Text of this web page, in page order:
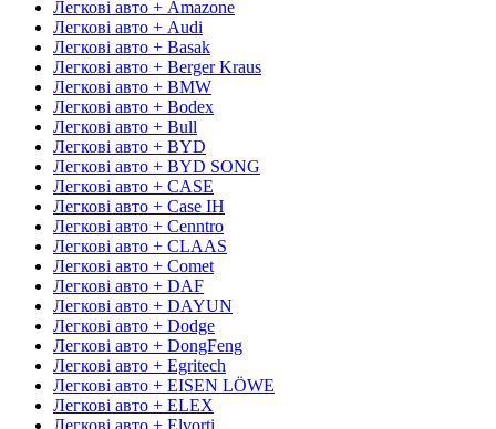
Легкові авто + Amazone
Легкові авто + Audi
Легкові авто + Basak
Легкові авто + Berger Kraus
Легкові авто + BMW
Легкові авто + Bodex
Легкові авто + Bull
Легкові авто + BYD
Легкові авто + BYD SONG
Легкові авто + CASE
Легкові авто + Case IH
Легкові авто + Cenntro
Легкові авто + CLAAS
Легкові авто + Comet
Легкові авто + DAF
Легкові авто + DAYUN
Легкові авто + Dodge
Легкові авто + DongFeng
Легкові авто + Egritech
Легкові авто + EISEN LÖWE
Легкові авто + ELEX
Легкові авто + Elvorti